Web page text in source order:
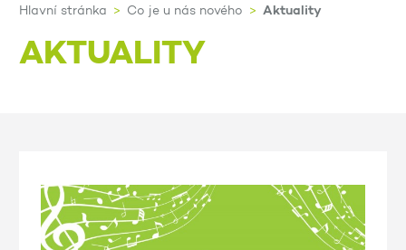
Hlavní stránka Co je u nás nového Aktuality
AKTUALITY